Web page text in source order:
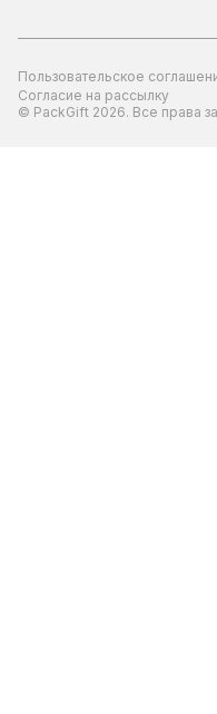
Пользовательское
Согласие на рассылку
© PackGift 2026. Все права